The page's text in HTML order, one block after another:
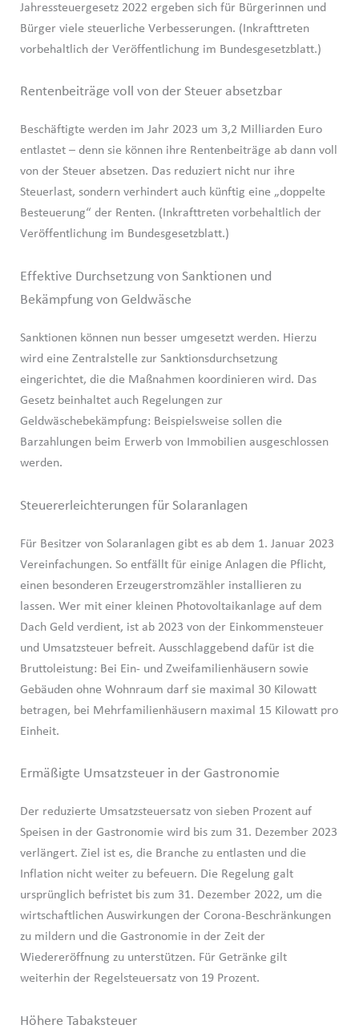
Jahressteuergesetz 2022 ergeben sich für Bürgerinnen und
Bürger viele steuerliche Verbesserungen. (Inkrafttreten
vorbehaltlich der Veröffentlichung im Bundesgesetzblatt.)
Rentenbeiträge voll von der Steuer absetzbar
Beschäftigte werden im Jahr 2023 um 3,2 Milliarden Euro
entlastet – denn sie können ihre Rentenbeiträge ab dann voll
von der Steuer absetzen. Das reduziert nicht nur ihre
Steuerlast, sondern verhindert auch künftig eine „doppelte
Besteuerung“ der Renten. (Inkrafttreten vorbehaltlich der
Veröffentlichung im Bundesgesetzblatt.)
Effektive Durchsetzung von Sanktionen und
Bekämpfung von Geldwäsche
Sanktionen können nun besser umgesetzt werden. Hierzu
wird eine Zentralstelle zur Sanktionsdurchsetzung
eingerichtet, die die Maßnahmen koordinieren wird. Das
Gesetz beinhaltet auch Regelungen zur
Geldwäschebekämpfung: Beispielsweise sollen die
Barzahlungen beim Erwerb von Immobilien ausgeschlossen
werden.
Steuererleichterungen für Solaranlagen
Für Besitzer von Solaranlagen gibt es ab dem 1. Januar 2023
Vereinfachungen. So entfällt für einige Anlagen die Pflicht,
einen besonderen Erzeugerstromzähler installieren zu
lassen. Wer mit einer kleinen Photovoltaikanlage auf dem
Dach Geld verdient, ist ab 2023 von der Einkommensteuer
und Umsatzsteuer befreit. Ausschlaggebend dafür ist die
Bruttoleistung: Bei Ein- und Zweifamilienhäusern sowie
Gebäuden ohne Wohnraum darf sie maximal 30 Kilowatt
betragen, bei Mehrfamilienhäusern maximal 15 Kilowatt pro
Einheit.
Ermäßigte Umsatzsteuer in der Gastronomie
Der reduzierte Umsatzsteuersatz von sieben Prozent auf
Speisen in der Gastronomie wird bis zum 31. Dezember 2023
verlängert. Ziel ist es, die Branche zu entlasten und die
Inflation nicht weiter zu befeuern. Die Regelung galt
ursprünglich befristet bis zum 31. Dezember 2022, um die
wirtschaftlichen Auswirkungen der Corona-Beschränkungen
zu mildern und die Gastronomie in der Zeit der
Wiedereröffnung zu unterstützen. Für Getränke gilt
weiterhin der Regelsteuersatz von 19 Prozent.
Höhere Tabaksteuer